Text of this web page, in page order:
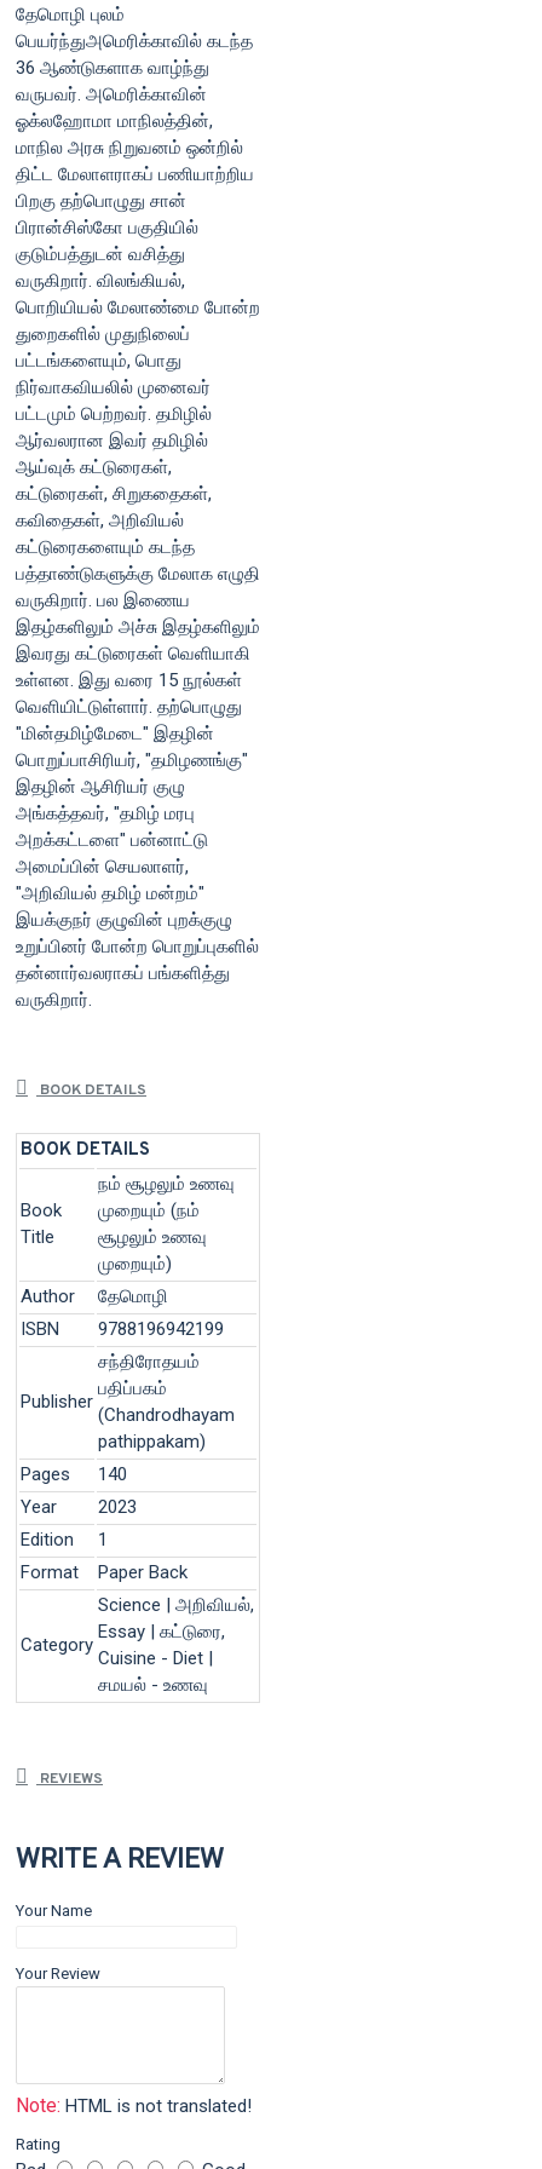
தேமொழி புலம்
பெயர்ந்துஅமெரிக்காவில் கடந்த
36 ஆண்டுகளாக வாழ்ந்து
வருபவர். அமெரிக்காவின்
ஓக்லஹோமா மாநிலத்தின்,
மாநில அரசு நிறுவனம் ஒன்றில்
திட்ட மேலாளராகப் பணியாற்றிய
பிறகு தற்பொழுது சான்
பிரான்சிஸ்கோ பகுதியில்
குடும்பத்துடன் வசித்து
வருகிறார். விலங்கியல்,
பொறியியல் மேலாண்மை போன்ற
துறைகளில் முதுநிலைப்
பட்டங்களையும், பொது
நிர்வாகவியலில் முனைவர்
பட்டமும் பெற்றவர். தமிழில்
ஆர்வலரான இவர் தமிழில்
ஆய்வுக் கட்டுரைகள்,
கட்டுரைகள், சிறுகதைகள்,
கவிதைகள், அறிவியல்
கட்டுரைகளையும் கடந்த
பத்தாண்டுகளுக்கு மேலாக எழுதி
வருகிறார். பல இணைய
இதழ்களிலும் அச்சு இதழ்களிலும்
இவரது கட்டுரைகள் வெளியாகி
உள்ளன. இது வரை 15 நூல்கள்
வெளியிட்டுள்ளார். தற்பொழுது
"மின்தமிழ்மேடை" இதழின்
பொறுப்பாசிரியர், "தமிழணங்கு"
இதழின் ஆசிரியர் குழு
அங்கத்தவர், "தமிழ் மரபு
அறக்கட்டளை" பன்னாட்டு
அமைப்பின் செயலாளர்,
"அறிவியல் தமிழ் மன்றம்"
இயக்குநர் குழுவின் புறக்குழு
உறுப்பினர் போன்ற பொறுப்புகளில்
தன்னார்வலராகப் பங்களித்து
வருகிறார்.
BOOK DETAILS
BOOK DETAILS
Book
Title
நம் சூழலும் உணவு
முறையும் (நம்
சூழலும் உணவு
முறையும்)
Author
தேமொழி
ISBN
9788196942199
Publisher
சந்திரோதயம்
பதிப்பகம்
(Chandrodhayam
pathippakam)
Pages
140
Year
2023
Edition
1
Format
Paper Back
Category
Science | அறிவியல்,
Essay | கட்டுரை,
Cuisine - Diet |
சமயல் - உணவு
REVIEWS
WRITE A REVIEW
Your Name
Your Review
Note: HTML is not translated!
Rating